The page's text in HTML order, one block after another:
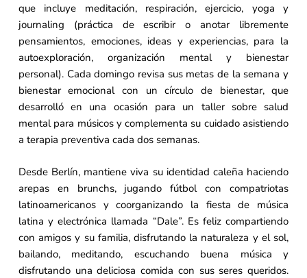
que incluye meditación, respiración, ejercicio, yoga y
journaling (práctica de escribir o anotar libremente
pensamientos, emociones, ideas y experiencias, para la
autoexploración, organización mental y bienestar
personal). Cada domingo revisa sus metas de la semana y
bienestar emocional con un círculo de bienestar, que
desarrolló en una ocasión para un taller sobre salud
mental para músicos y complementa su cuidado asistiendo
a terapia preventiva cada dos semanas.
Desde Berlín, mantiene viva su identidad caleña haciendo
arepas en brunchs, jugando fútbol con compatriotas
latinoamericanos y coorganizando la fiesta de música
latina y electrónica llamada “Dale”. Es feliz compartiendo
con amigos y su familia, disfrutando la naturaleza y el sol,
bailando, meditando, escuchando buena música y
disfrutando una deliciosa comida con sus seres queridos.